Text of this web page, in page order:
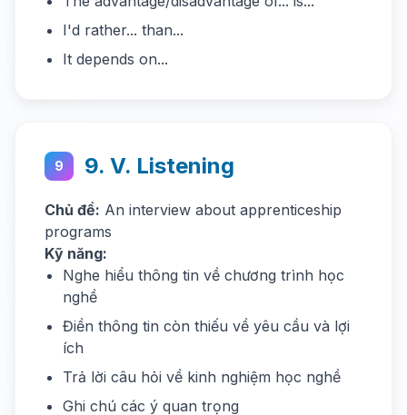
I'd rather... than...
It depends on...
9 9. V. Listening
Chủ đề: An interview about apprenticeship
programs
Kỹ năng:
Nghe hiểu thông tin về chương trình học
nghề
Điền thông tin còn thiếu về yêu cầu và lợi
ích
Trả lời câu hỏi về kinh nghiệm học nghề
Ghi chú các ý quan trọng